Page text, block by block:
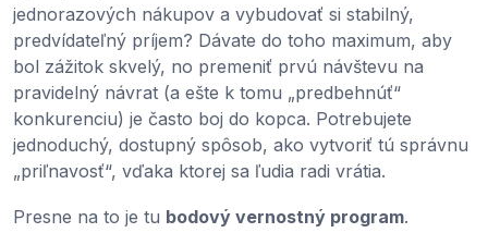
jednorazových nákupov a vybudovať si stabilný,
predvídateľný príjem? Dávate do toho maximum, aby
bol zážitok skvelý, no premeniť prvú návštevu na
pravidelný návrat (a ešte k tomu „predbehnúť“
konkurenciu) je často boj do kopca. Potrebujete
jednoduchý, dostupný spôsob, ako vytvoriť tú správnu
„priľnavosť“, vďaka ktorej sa ľudia radi vrátia.
Presne na to je tu bodový vernostný program.